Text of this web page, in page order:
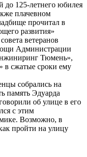
до 125-летнего юбилея
плачевном
прочитал в
развития»
ветеранов
Администрации
Тюмень»,
сжатые сроки ему
собрались на
память Эдуарда
об улице в его
с этим
Возможно, в
пройти на улицу